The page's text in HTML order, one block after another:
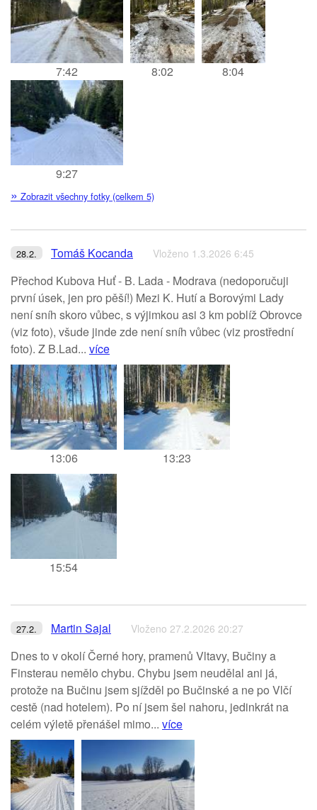
7:42 8:02 8:04
9:27
» Zobrazit všechny fotky (celkem 5)
28.2. Tomáš Kocanda Vloženo 1.3.2026 6:45
Přechod Kubova Huť - B. Lada - Modrava (nedoporučuji
první úsek, jen pro pěší!) Mezi K. Hutí a Borovými Lady
není sníh skoro vůbec, s výjimkou asi 3 km poblíž Obrovce
(viz foto), všude jinde zde není sníh vůbec (viz prostřední
foto). Z B.Lad... více
13:06 13:23
15:54
27.2. Martin Sajal Vloženo 27.2.2026 20:27
Dnes to v okolí Černé hory, pramenů Vltavy, Bučiny a
Finsterau nemělo chybu. Chybu jsem neudělal ani já,
protože na Bučinu jsem sjížděl po Bučinské a ne po Vlčí
cestě (nad hotelem). Po ní jsem šel nahoru, jedinkrát na
celém výletě přenášel mimo... více